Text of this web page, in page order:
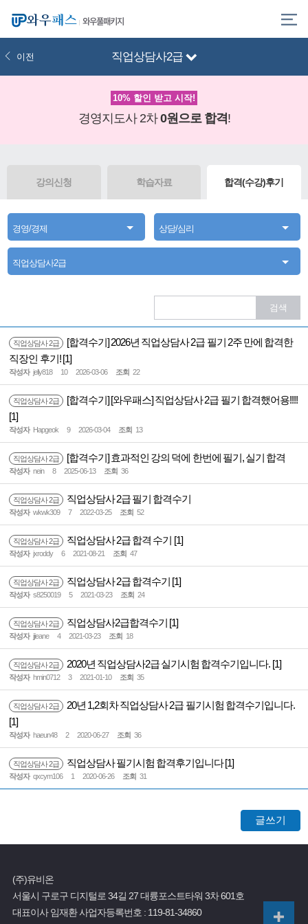
와우풀패키지
직업상담사2급
이전
10% 할인 받고 시작!
경영지도사 2차0원으로 합격 !
강의신청 학습자료 합격(수강)후기
경영/경제 상담/심리
직업상담사2급
직업상담사 2급
[합격수기] 2026년 직업상담사 2급 필기 2주 만에 합격한
직장인 후기! [1]
작성자 jelly818 10 2026-03-06 조회 22
직업상담사 2급
[합격수기] [와우패스] 직업상담사 2급 필기 합격했어용!!!!
[1]
작성자 Hapgeok 9 2026-03-04 조회 13
직업상담사 2급 [합격수기] 효과적인 강의 덕에 한번에 필기, 실기 합격
작성자 nein 8 2025-06-13 조회 36
직업상담사 2급 직업상담사 2급 필기 합격수기
작성자 wkwk309 7 2022-03-25 조회 52
직업상담사 2급 직업상담사 2급 합격 수기 [1]
작성자 jxroddy 6 2021-08-21 조회 47
직업상담사 2급 직업상담사 2급 합격수기 [1]
작성자 s8250019 5 2021-03-23 조회 24
직업상담사 2급 직업상담사2급합격수기 [1]
작성자 jjieane 4 2021-03-23 조회 18
직업상담사 2급 2020년 직업상담사2급 실기시험 합격수기입니다. [1]
작성자 hmin0712 3 2021-01-10 조회 35
직업상담사 2급
20년 1,2회차 직업상담사 2급 필기시험 합격수기입니다.
[1]
작성자 haeun48 2 2020-06-27 조회 36
직업상담사 2급 직업상담사 필기시험 합격후기입니다[1]
작성자 qxcym106 1 2020-06-26 조회 31
글쓰기
(주)유비온
서울시 구로구 디지털로 34길 27 대륭포스트타워 3차 601호
대표이사 임재환 사업자등록번호 : 119-81-34860